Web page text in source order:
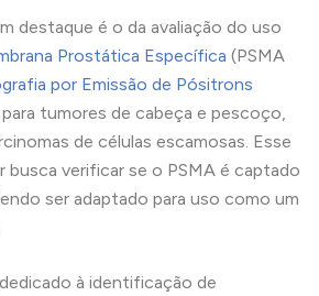
destaque é o da avaliação do uso
Prostática Específica (PSMA
por Emissão de Pósitrons
tumores de cabeça e pescoço,
de células escamosas. Esse
busca verificar se o PSMA é captado
ser adaptado para uso como um
à identificação de